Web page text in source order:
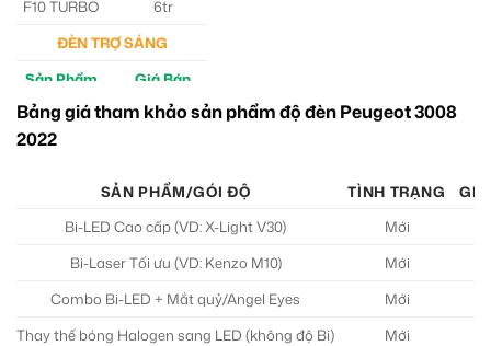
F10 TURBO
6tr
ĐÈN TRỢ SÁNG
Sản Phẩm
Giá Bán
M30 Ultra
4tr5
Aozoom EX3
Bảng giá tham khảo sản phẩm độ đèn Peugeot 3008
2022
SẢN PHẨM/GÓI ĐỘ TÌNH TRẠNG
Bi-LED Cao cấp (VD: X-Light V30)
Mới
Bi-Laser Tối ưu (VD: Kenzo M10)
Mới
Combo Bi-LED + Mắt quỷ/Angel Eyes
Mới
Thay thế bóng Halogen sang LED (không độ Bi)
Mới